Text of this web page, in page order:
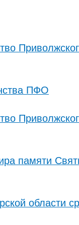
ПФО
памяти
области